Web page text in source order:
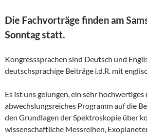
Die Fachvorträge finden am
Sonntag statt.
Kongresssprachen sind Deutsch und
deutschsprachige Beiträge i.d.R. mit
Es ist uns gelungen, ein sehr hochwertiges
abwechslungsreiches Programm auf die
den Grundlagen der Spektroskopie über
wissenschaftliche Messreihen,